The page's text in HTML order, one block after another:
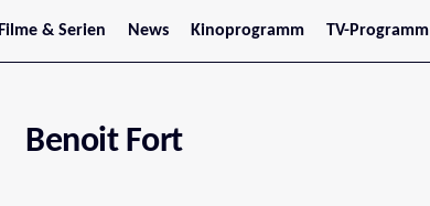
Filme & Serien
Trailer
Serienarchiv
News
Stars
Kinoprogramm
Jetzt im Kino
TV-Programm
Benoit Fort